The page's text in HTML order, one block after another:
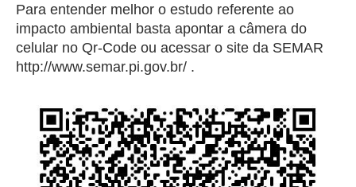
Para entender melhor o estudo referente ao
impacto ambiental basta apontar a câmera do
celular no Qr-Code ou acessar o site da SEMAR
http://www.semar.pi.gov.br/ .